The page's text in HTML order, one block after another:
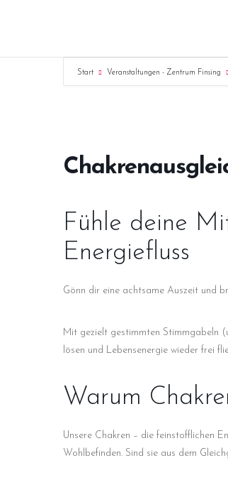
Start Veranstaltungen - Zentrum Finsing
Fühle deine
Energiefluss
Gönn dir eine achtsame Auszeit und
Mit gezielt gestimmten Stimmgabeln
lösen und Lebensenergie wieder frei
Warum
Unsere Chakren – die feinstofflichen
Wohlbefinden. Sind sie aus dem